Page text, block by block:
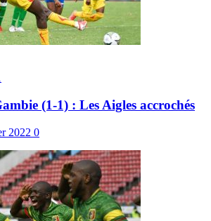
(1-1) : Les Aigles accrochés
2022 0